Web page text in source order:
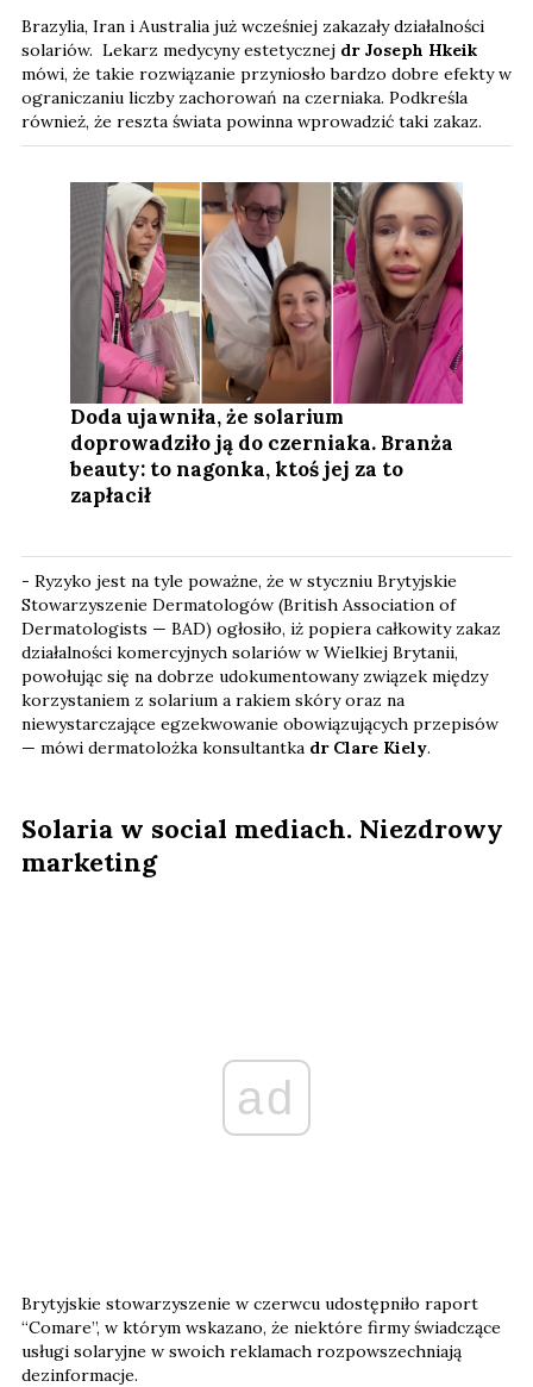
Brazylia, Iran i Australia już wcześniej zakazały działalności
solariów. Lekarz medycyny estetycznej dr Joseph Hkeik
mówi, że takie rozwiązanie przyniosło bardzo dobre efekty w
ograniczaniu liczby zachorowań na czerniaka. Podkreśla
również, że reszta świata powinna wprowadzić taki zakaz.
Doda ujawniła, że solarium
doprowadziło ją do czerniaka. Branża
beauty: to nagonka, ktoś jej za to
zapłacił
- Ryzyko jest na tyle poważne, że w styczniu Brytyjskie
Stowarzyszenie Dermatologów (British Association of
Dermatologists — BAD) ogłosiło, iż popiera całkowity zakaz
działalności komercyjnych solariów w Wielkiej Brytanii,
powołując się na dobrze udokumentowany związek między
korzystaniem z solarium a rakiem skóry oraz na
niewystarczające egzekwowanie obowiązujących przepisów
— mówi dermatolożka konsultantka dr Clare Kiely.
Solaria w social mediach. Niezdrowy
marketing
ad
Brytyjskie stowarzyszenie w czerwcu udostępniło raport
“Comare”, w którym wskazano, że niektóre firmy świadczące
usługi solaryjne w swoich reklamach rozpowszechniają
dezinformacje.